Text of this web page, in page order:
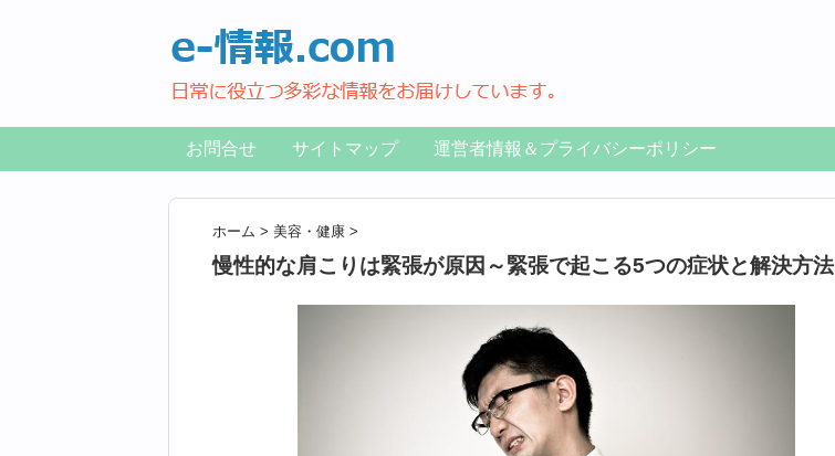
お問合せ サイトマップ 運営者情報＆プライバシーポリシー
ホーム > 美容・健康 >
慢性的な肩こりは緊張が原因～緊張で起こる5つの症状と解決方法